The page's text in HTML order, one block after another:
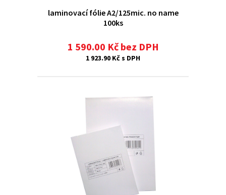
laminovací fólie A2/125mic. no name
100ks
1 590.00 Kč bez DPH
1 923.90 Kč s DPH